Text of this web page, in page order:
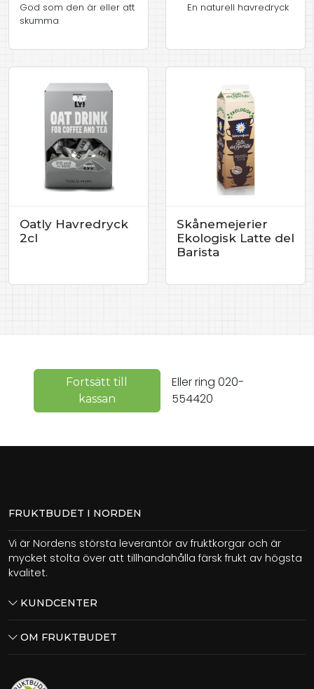
God som den är eller att
skumma
En naturell havredryck
Oatly Havredryck
2cl
Skånemejerier
Ekologisk Latte del
Barista
Fortsätt till
kassan
Eller ring 020-
554420
FRUKTBUDET I NORDEN
Vi är Nordens största leverantör av fruktkorgar och är
mycket stolta över att tillhandahålla färsk frukt av högsta
kvalitet.
KUNDCENTER
OM FRUKTBUDET